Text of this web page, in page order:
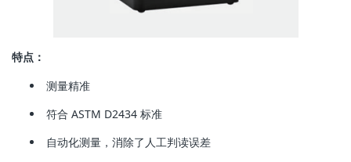
特点：
测量精准
符合 ASTM D2434 标准
自动化测量，消除了人工判读误差